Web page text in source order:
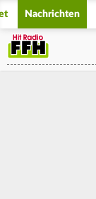
Nachrichten